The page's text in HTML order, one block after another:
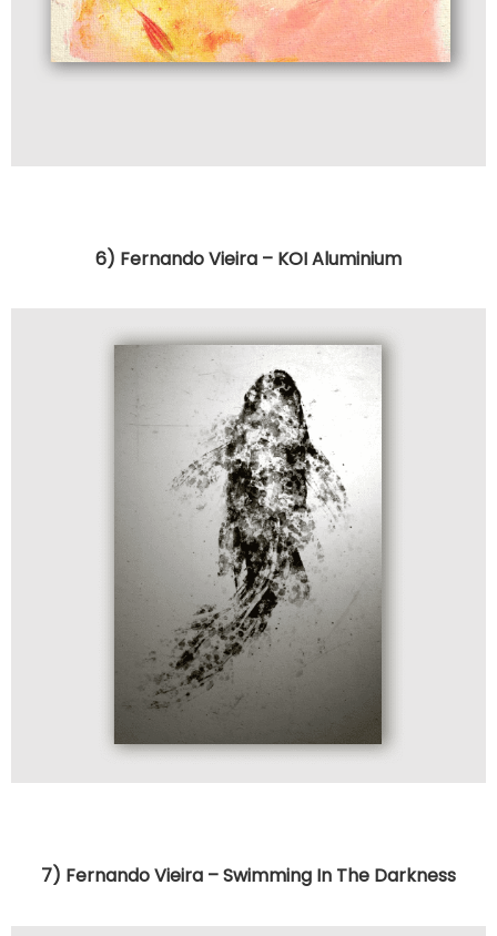
6) Fernando Vieira – KOI Aluminium
7) Fernando Vieira – Swimming In The Darkness